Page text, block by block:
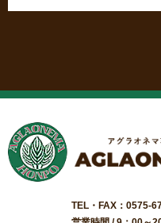
TEL・FAX：0575-